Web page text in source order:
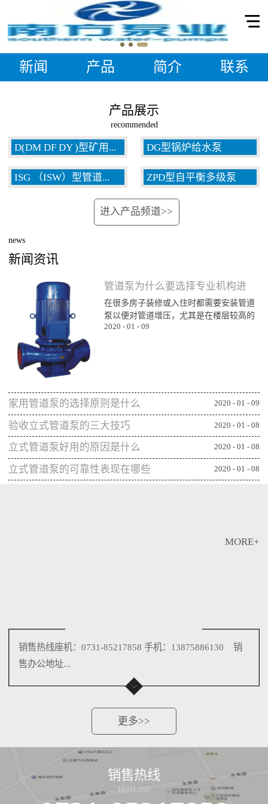
新闻 产品 简介 联系
产品展示
recommended
D(DM DF DY )型矿用... DG型锅炉给水泵
ISG （ISW）型管道... ZPD型自平衡多级泵
进入产品频道>>
news
新闻资讯
MORE+
管道泵为什么要选择专业机构进
行购买
在很多房子装修或入住时都需要安装管道
泵以便对管道增压，尤其是在楼层较高的
楼层为了能顺利用水更对管道增压安装专
一、可获得较规范的售后专业的管道泵生
产机构或厂家往往能更重视售后服务，毕
竟设备类的产品选择专业机构可相应获得
更全面的售后服务，并能及时为出现问题
的管...
2020 - 01 - 09
家用管道泵的选择原则是什么 2020 - 01 - 09
验收立式管道泵的三大技巧 2020 - 01 - 08
立式管道泵好用的原因是什么 2020 - 01 - 08
立式管道泵的可靠性表现在哪些
2020 - 01 - 08
销售热线座机：0731-85217858 手机：13875886130 销
售办公地址...
更多>>
销售热线
HOTLINE